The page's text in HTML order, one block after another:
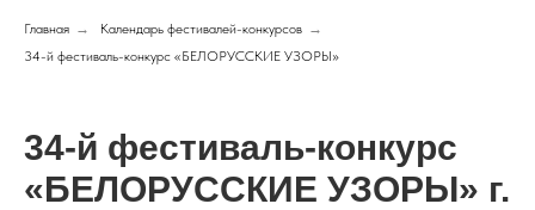
Главная → Календарь фестивалей-конкурсов →
34-й фестиваль-конкурс «БЕЛОРУССКИЕ УЗОРЫ»
34-й фестиваль-конкурс
«БЕЛОРУССКИЕ УЗОРЫ» г.